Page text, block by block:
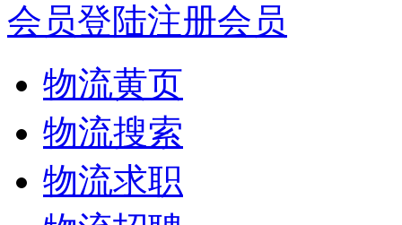
会员登陆注册会员
物流黄页
物流搜索
物流求职